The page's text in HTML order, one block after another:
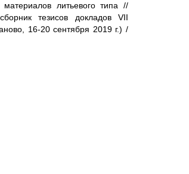
литьевого типа //
тезисов докладов VII
16-20 сентября 2019 г.) /